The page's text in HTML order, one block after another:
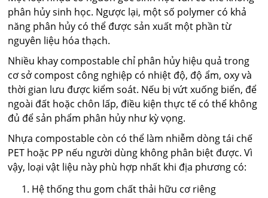
phân hủy sinh học. Ngược lại, một số polymer có khả
năng phân hủy có thể được sản xuất một phần từ
nguyên liệu hóa thạch.
Nhiều khay compostable chỉ phân hủy hiệu quả trong
cơ sở compost công nghiệp có nhiệt độ, độ ẩm, oxy và
thời gian lưu được kiểm soát. Nếu bị vứt xuống biển, để
ngoài đất hoặc chôn lấp, điều kiện thực tế có thể không
đủ để sản phẩm phân hủy như kỳ vọng.
Nhựa compostable còn có thể làm nhiễm dòng tái chế
PET hoặc PP nếu người dùng không phân biệt được. Vì
vậy, loại vật liệu này phù hợp nhất khi địa phương có:
Hệ thống thu gom chất thải hữu cơ riêng